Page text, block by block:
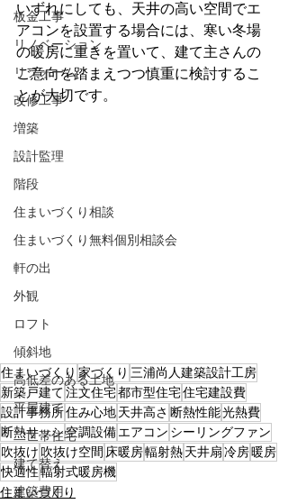
板金工事
リノベーション
リフォーム
改修工事
増築
設計監理
階段
住まいづくり相談
住まいづくり無料個別相談会
軒の出
外観
ロフト
傾斜地
高低差のある土地
平屋建て
二世帯住宅
建て替え
建築費用
いずれにしても、天井の高い空間でエ
アコンを設置する場合には、寒い冬場
の暖房に重きを置いて、建て主さんの
ご意向を踏まえつつ慎重に検討するこ
とが大切です。
住まいづくり 家づくり 三浦尚人建築設計工房
新築戸建て注文住宅都市型住宅住宅建設費
設計事務所住み心地天井高さ 断熱性能光熱費
断熱サッシ空調設備エアコン シーリングファン
吹抜け 吹抜け空間 床暖房輻射熱天井扇冷房暖房
快適性輻射式暖房機
住まいづくり